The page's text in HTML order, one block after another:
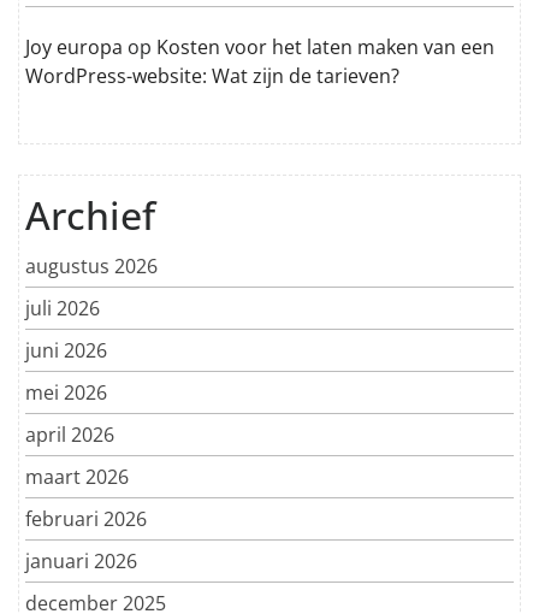
Joy europa op Kosten voor het laten maken van een
WordPress-website: Wat zijn de tarieven?
Archief
augustus 2026
juli 2026
juni 2026
mei 2026
april 2026
maart 2026
februari 2026
januari 2026
december 2025